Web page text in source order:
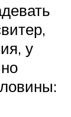
у